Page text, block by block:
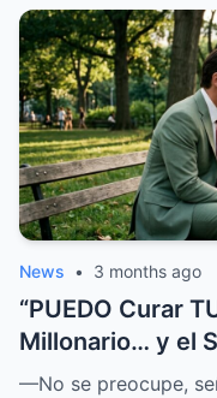
News • 3 months ago
“PUEDO Curar
Millonario… y el
SALIÓ a la LUZ
—No se preocupe,